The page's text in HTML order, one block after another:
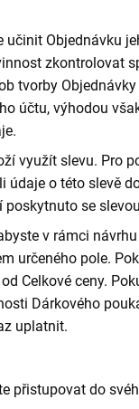
učinit Objednávku
zkontrolovat
tvorby
účtu, výhodou
využít slevu. Pro
údaje o této slevě
poskytnuto se
v rámci
určeného pole.
Celkové ceny.
Dárkového
uplatnit.
přistupovat do